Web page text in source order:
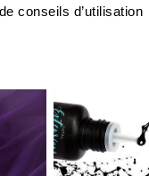
conseils d’utilisation